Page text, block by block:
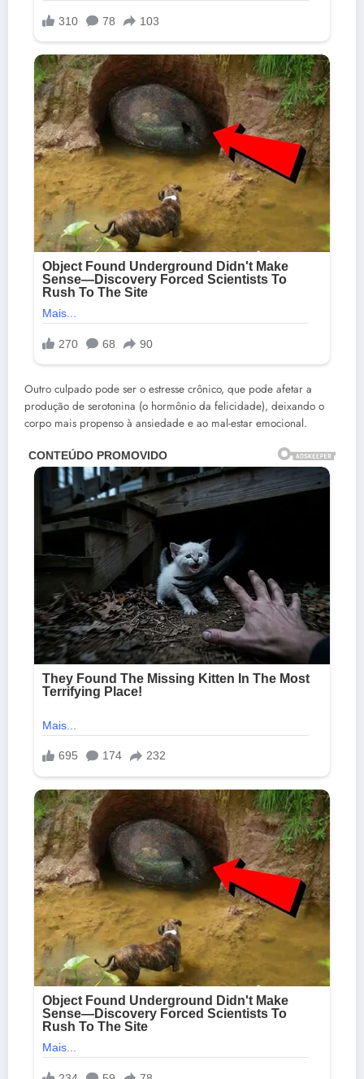
Outro culpado pode ser o estresse crônico, que pode afetar a
produção de serotonina (o hormônio da felicidade), deixando o
corpo mais propenso à ansiedade e ao mal-estar emocional.